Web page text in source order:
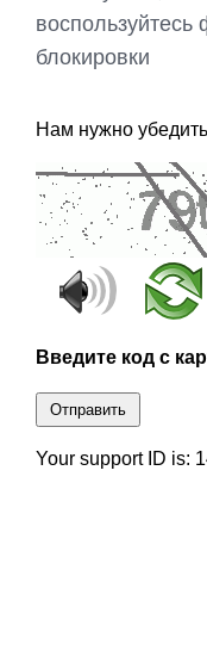
блокировки
Нам нужно
Введите код с
Отправить
Your support ID is: